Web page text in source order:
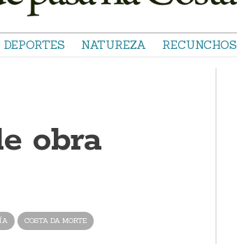
DEPORTES NATUREZA RECUNCHOS
obra
COSTA DA MORTE